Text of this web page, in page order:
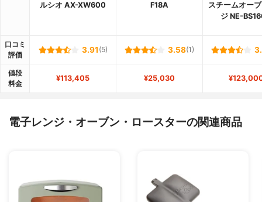
ルシオ AX-XW600
F18A
スチームオー
ジ NE-
口コミ
評価
3.91 (5) 3.58(1)
値段
料金
¥113,405 ¥25,030
電子レンジ・オーブン・ロースターの関連商品